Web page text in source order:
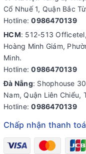
Cổ Nhuế 1, Quận Bắc
Hotline:0986470139
HCM: 512-513
Hoàng Minh Giám,
Minh.
Hotline:0986470139
Đà Nẵng: Shophouse
Nam, Quận Liên Chiểu,
Hotline:0986470139
Chấp nhận thanh